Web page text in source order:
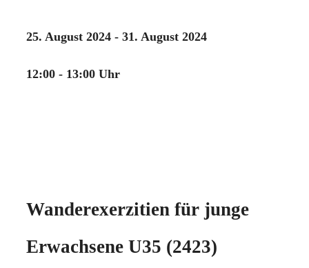
25. August 2024 - 31. August 2024
12:00 - 13:00 Uhr
Wanderexerzitien für junge
Erwachsene U35 (2423)